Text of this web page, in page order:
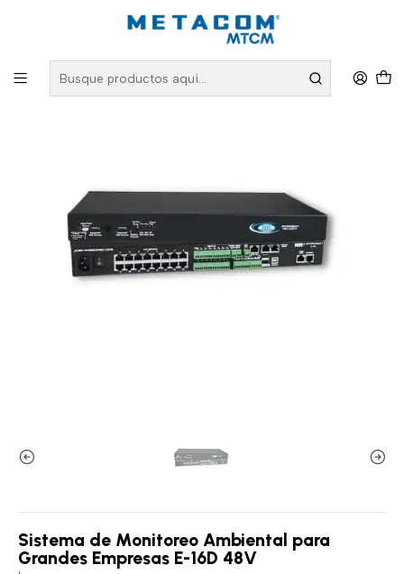
PRODUCTOS Monitoreo Ambiental
Sistema de Monitoreo Ambiental para Grandes Empresas E-16D 48V
Sistema de Monitoreo Ambiental para
Grandes Empresas E-16D 48V